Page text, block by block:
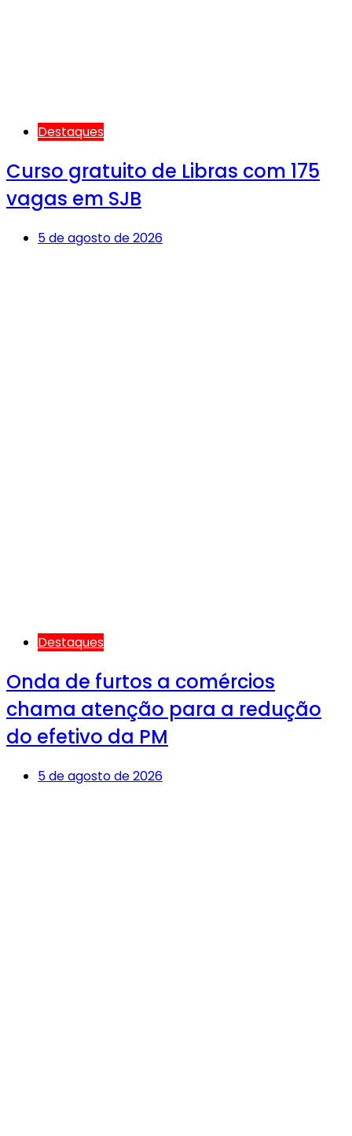
Destaques
Curso gratuito de Libras com 175
vagas em SJB
5 de agosto de 2026
Destaques
Onda de furtos a comércios
chama atenção para a redução
do efetivo da PM
5 de agosto de 2026